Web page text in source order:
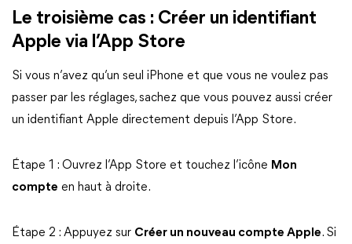
Le troisième cas : Créer un identifiant
Apple via l’App Store
Si vous n’avez qu’un seul iPhone et que vous ne voulez pas
passer par les réglages, sachez que vous pouvez aussi créer
un identifiant Apple directement depuis l’App Store.
Étape 1 : Ouvrez l’App Store et touchez l’icône Mon
compte en haut à droite.
Étape 2 : Appuyez sur Créer un nouveau compte Apple. Si